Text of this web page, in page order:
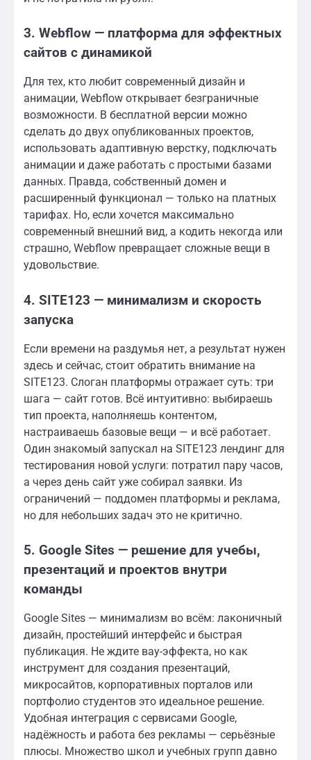
3. Webflow — платформа для эффектных
сайтов с динамикой
Для тех, кто любит современный дизайн и
анимации, Webflow открывает безграничные
возможности. В бесплатной версии можно
сделать до двух опубликованных проектов,
использовать адаптивную верстку, подключать
анимации и даже работать с простыми базами
данных. Правда, собственный домен и
расширенный функционал — только на платных
тарифах. Но, если хочется максимально
современный внешний вид, а кодить некогда или
страшно, Webflow превращает сложные вещи в
удовольствие.
4. SITE123 — минимализм и скорость
запуска
Если времени на раздумья нет, а результат нужен
здесь и сейчас, стоит обратить внимание на
SITE123. Слоган платформы отражает суть: три
шага — сайт готов. Всё интуитивно: выбираешь
тип проекта, наполняешь контентом,
настраиваешь базовые вещи — и всё работает.
Один знакомый запускал на SITE123 лендинг для
тестирования новой услуги: потратил пару часов,
а через день сайт уже собирал заявки. Из
ограничений — поддомен платформы и реклама,
но для небольших задач это не критично.
5. Google Sites — решение для учебы,
презентаций и проектов внутри
команды
Google Sites — минимализм во всём: лаконичный
дизайн, простейший интерфейс и быстрая
публикация. Не ждите вау-эффекта, но как
инструмент для создания презентаций,
микросайтов, корпоративных порталов или
портфолио студентов это идеальное решение.
Удобная интеграция с сервисами Google,
надёжность и работа без рекламы — серьёзные
плюсы. Множество школ и учебных групп давно